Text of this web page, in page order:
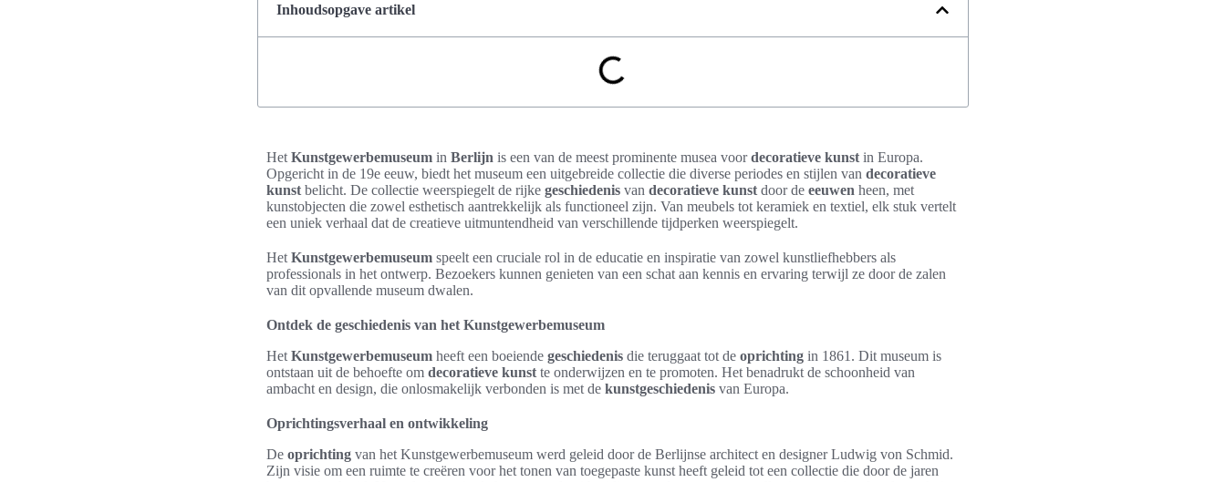
Inhoudsopgave artikel
Het Kunstgewerbemuseum in Berlijn is een van de meest prominente musea voordecoratieve kunst in Europa.
Opgericht in de 19e eeuw, biedt het museum een uitgebreide collectie die diverse periodes en stijlen van decoratieve
kunst belicht. De collectie weerspiegelt de rijke geschiedenis van decoratieve kunst door de eeuwen heen, met
kunstobjecten die zowel esthetisch aantrekkelijk als functioneel zijn. Van meubels tot keramiek en textiel, elk stuk vertelt
een uniek verhaal dat de creatieve uitmuntendheid van verschillende tijdperken weerspiegelt.
Het Kunstgewerbemuseum speelt een cruciale rol in de educatie en inspiratie van zowel kunstliefhebbers als
professionals in het ontwerp. Bezoekers kunnen genieten van een schat aan kennis en ervaring terwijl ze door de zalen
van dit opvallende museum dwalen.
Ontdek de geschiedenis van het Kunstgewerbemuseum
Het Kunstgewerbemuseum heeft een boeiende geschiedenis die teruggaat tot de oprichting in 1861. Dit museum is
ontstaan uit de behoefte om decoratieve kunst te onderwijzen en te promoten. Het benadrukt de schoonheid van
ambacht en design, die onlosmakelijk verbonden is met de kunstgeschiedenis van Europa.
Oprichtingsverhaal en ontwikkeling
De oprichting van het Kunstgewerbemuseum werd geleid door de Berlijnse architect en designer Ludwig von Schmid.
Zijn visie om een ruimte te creëren voor het tonen van toegepaste kunst heeft geleid tot een collectie die door de jaren